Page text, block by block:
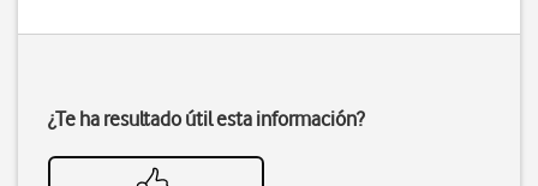
¿Te ha resultado útil esta información?